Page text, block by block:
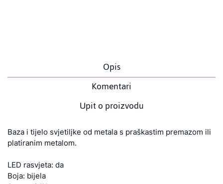
Opis
Komentari
Upit o proizvodu
Baza i tijelo svjetiljke od metala s praškastim premazom ili
platiranim metalom.
LED rasvjeta: da
Boja: bijela